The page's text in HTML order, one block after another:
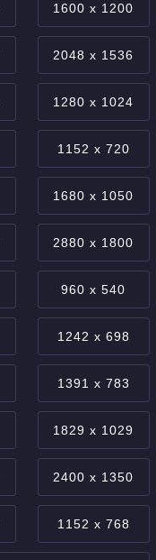
1600 x 1200
2048 x 1536
1280 x 1024
1152 x 720
1680 x 1050
2880 x 1800
960 x 540
1242 x 698
1391 x 783
1829 x 1029
2400 x 1350
1152 x 768